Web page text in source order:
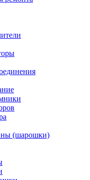
(шарошки)